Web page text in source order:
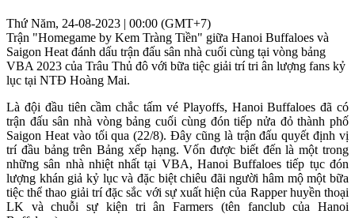
Thứ Năm, 24-08-2023 | 00:00 (GMT+7)
Trận "Homegame by Kem Tràng Tiền" giữa Hanoi Buffaloes và
Saigon Heat đánh dấu trận đấu sân nhà cuối cùng tại vòng bảng
VBA 2023 của Trâu Thủ đô với bữa tiệc giải trí tri ân lượng fans kỷ
lục tại NTĐ Hoàng Mai.
Là đội đầu tiên cầm chắc tấm vé Playoffs, Hanoi Buffaloes đã có
trận đấu sân nhà vòng bảng cuối cùng đón tiếp nửa đỏ thành phố
Saigon Heat vào tối qua (22/8). Đây cũng là trận đấu quyết định vị
trí đầu bảng trên Bảng xếp hạng. Vốn được biết đến là một trong
những sân nhà nhiệt nhất tại VBA, Hanoi Buffaloes tiếp tục đón
lượng khán giả kỷ lục và đặc biệt chiêu đãi người hâm mộ một bữa
tiệc thể thao giải trí đặc sắc với sự xuất hiện của Rapper huyền thoại
LK và chuỗi sự kiện tri ân Farmers (tên fanclub của Hanoi